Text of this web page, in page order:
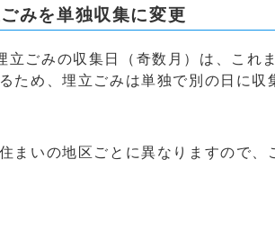
みを単独収集に変更
立ごみの収集日（奇数月）は、これ
ため、埋立ごみは単独で別の日に収
まいの地区ごとに異なりますので、